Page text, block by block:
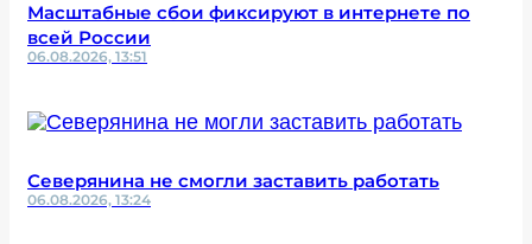
Масштабные сбои фиксируют в интернете по
всей России
06.08.2026, 13:51
Северянина не смогли заставить работать
06.08.2026, 13:24